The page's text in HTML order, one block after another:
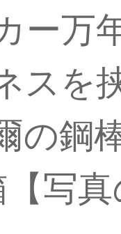
ー万
を
の鋼
写